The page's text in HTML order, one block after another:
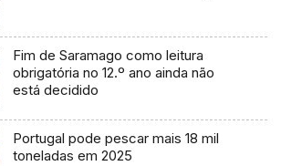
Fim de Saramago como leitura
obrigatória no 12.º ano ainda não
está decidido
Portugal pode pescar mais 18 mil
toneladas em 2025